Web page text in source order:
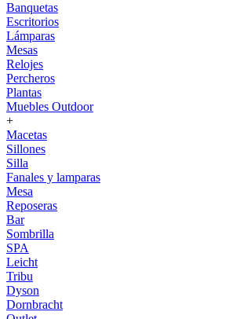
Banquetas
Escritorios
Lámparas
Mesas
Relojes
Percheros
Plantas
Muebles Outdoor
+
Macetas
Sillones
Silla
Fanales y lamparas
Mesa
Reposeras
Bar
Sombrilla
SPA
Leicht
Tribu
Dyson
Dornbracht